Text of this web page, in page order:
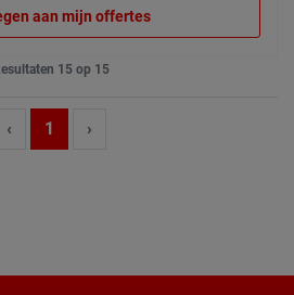
aan mijn offertes
15 op 15
‹ 1 ›